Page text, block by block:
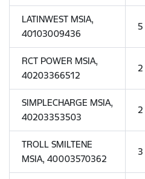
LATINWEST MSIA,
40103009436
5
RCT POWER MSIA,
40203366512
2
SIMPLECHARGE MSIA,
40203353503
2
TROLL SMILTENE
MSIA, 40003570362
3